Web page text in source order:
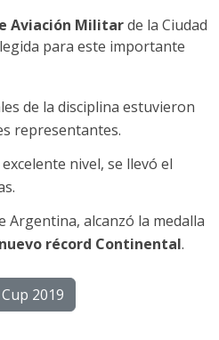
Aviación Militarde la Ciudad
para este importante
de la disciplina estuvieron
representantes.
nivel, se llevó el
Argentina, alcanzó la medalla
nuevo récord Continental.
2019